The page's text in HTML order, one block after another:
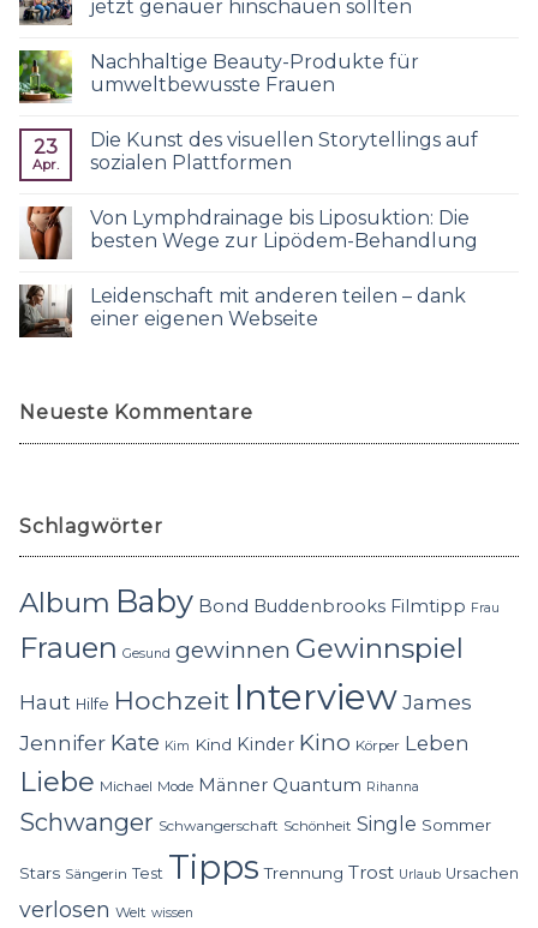
jetzt genauer hinschauen sollten
Nachhaltige Beauty-Produkte für
umweltbewusste Frauen
23
Apr.
Die Kunst des visuellen Storytellings auf
sozialen Plattformen
Von Lymphdrainage bis Liposuktion: Die
besten Wege zur Lipödem-Behandlung
Leidenschaft mit anderen teilen – dank
einer eigenen Webseite
Neueste Kommentare
Schlagwörter
Album Baby Bond Buddenbrooks Filmtipp Frau
Frauen Gesund gewinnen Gewinnspiel
Haut Hilfe Hochzeit InterviewJames
Jennifer Kate Kim Kind Kinder Kino Körper Leben
Liebe Michael Mode Männer Quantum Rihanna
Schwanger Schwangerschaft Schönheit Single Sommer
Stars Sängerin Test Tipps Trennung Trost Urlaub Ursachen
verlosen Welt wissen